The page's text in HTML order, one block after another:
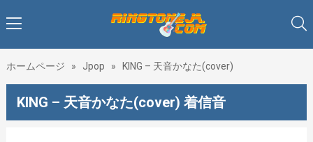
ホームページ » Jpop » KING – 天音かなた(cover)
KING – 天音かなた(cover) 着信音